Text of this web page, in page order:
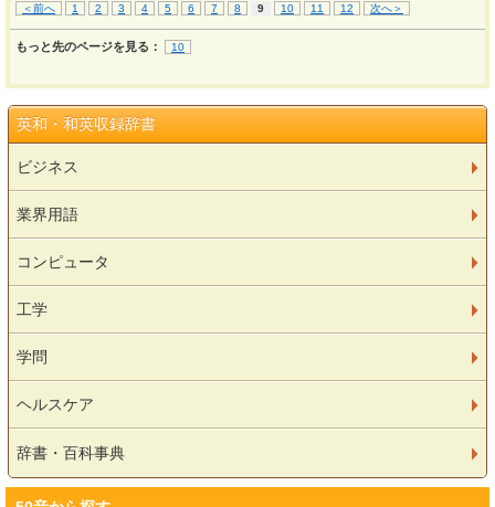
＜前へ 1 2 3 4 5 6 7 8 9 10 11 12 次へ＞
もっと先のページを見る： 10
英和・和英収録辞書
ビジネス
業界用語
コンピュータ
工学
学問
ヘルスケア
辞書・百科事典